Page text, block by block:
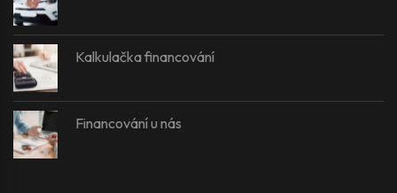
Kalkulačka financování
Financování u nás